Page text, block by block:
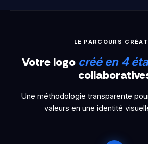
LE PARCOURS
Votre logo créé en 4
Une méthodologie transparente
valeurs en une identité